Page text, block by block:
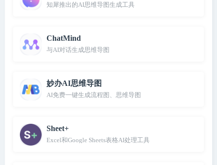
知犀推出的AI思维导图生成工具
ChatMind
与AI对话生成思维导图
妙办AI思维导图
AI免费一键生成流程图、思维导图
Sheet+
Excel和Google Sheets表格AI处理工具